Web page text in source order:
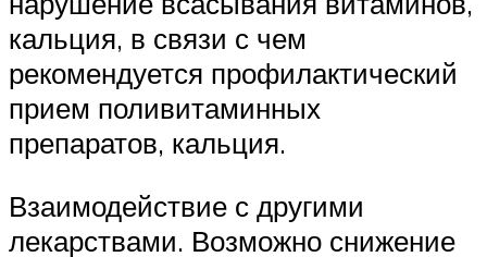
кальция, в связи с чем
рекомендуется профилактический
прием поливитаминных
препаратов, кальция.
Взаимодействие с другими
лекарствами. Возможно снижение